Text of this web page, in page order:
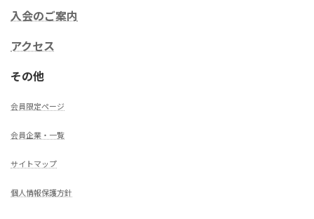
入会のご案内
アクセス
その他
会員限定ページ
会員企業・一覧
サイトマップ
個人情報保護方針